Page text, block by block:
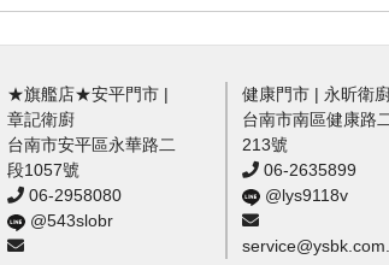
★旗艦店★安平門市 |
章記衛廚
台南市安平區永華路二
段1057號
06-2958080
@543slobr
健康門市 | 永昕衛
台南市南區健康路
213號
06-2635899
@lys9118v